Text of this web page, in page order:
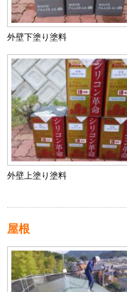
外壁下塗り塗料
外壁上塗り塗料
屋根